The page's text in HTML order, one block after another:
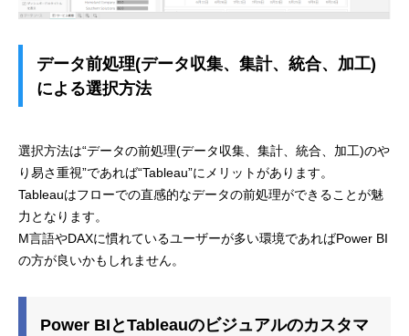
データ前処理(データ収集、集計、統合、加工)
による選択方法
選択方法は“データの前処理(データ収集、集計、統合、加工)のや
り易さ重視”であれば“Tableau”にメリットがあります。
Tableauはフローでの直感的なデータの前処理ができることが魅
力となります。
M言語やDAXに慣れているユーザーが多い環境であればPower BI
の方が良いかもしれません。
Power BIとTableauのビジュアルのカスタマ